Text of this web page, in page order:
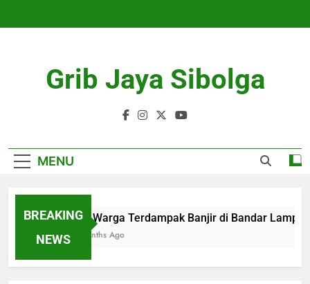
Grib Jaya Sibolga
MENU
BREAKING
NEWS
109 Warga Terdampak Banjir di Bandar
4 Months Ago